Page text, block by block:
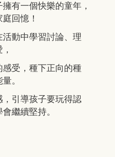
有一個快樂的童年，
回憶！
活動中學習討論、理
受，種下正向的種
。
引導孩子要玩得認
繼續堅持。